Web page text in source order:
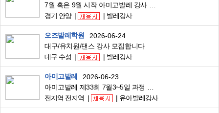
경기 안양
발레강사
오즈발레학원
2026-06-24
대구/유치원/댄스 강사 모집합니다
대구 수성
발레강사
아미고발레
2026-06-23
전지역 전지역
유아발레강사